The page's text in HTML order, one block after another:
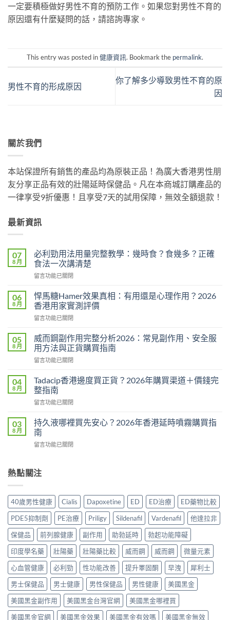
一定要積極做好男性不育的預防工作。如果您對男性不育的
原因還有什麼疑問的話，請諮詢專家。
This entry was posted in健康資訊. Bookmark the permalink.
男性不育的形成原因
你了解多少導致男性不育的原
因
關於我們
本站保證所有銷售的產品均為原裝正品！為廣大香港男性朋
友分享正品有效的壯陽延時保健品。凡在本商城訂購產品的
一律享受9折優惠！且享受7天的試用保障，無效全額退款！
最新資訊
07
8 月
必利勁用法用量完整教學：幾時食？食幾多？正確
食法一次講清楚
在
利
勁
用
法
量
完
整
教
幾
時
食
多？
正
確
一
次
清
楚〉
中
留言功能已關閉
06
8 月
悍馬糖Hamer效果真相：有用還是心理作用？2026
香港用家實測評價
在
馬
糖
Hamer
效
真
相：
用
是
心
作
香
家
實
測
評
價〉
中
留言功能已關閉
05
8 月
威而鋼副作用完整分析2026：常見副作用、安全服
用方法與正貨購買指南
在
而
鋼
副
作
完
整
分
析
見
用、
安
全
服
方
法
與
正
貨
購
買
指
南〉
留言功能已關閉
04
8 月
Tadacip香港邊度買正貨？2026年購買渠道＋價錢完
整指南
在
香
港
邊
度
貨？
購
買
渠
道
價
錢
完
整
指
南〉
中
留言功能已關閉
03
8 月
持久液哪裡買先安心？2026年香港延時噴霧購買指
南
在
液
哪
買
先
安
心？
2026
年
香
港
延
時
噴
霧
購
買
留言功能已關閉
熱點關注
40歲男性健康 Cialis Dapoxetine ED ED治療
ED藥物比較
PDE5抑制劑
PE治療 Priligy Sildenafil Vardenafil
他達拉非
保健品
前列腺健康 副作用 助勃延時
勃起功能障礙
印度學名藥
壯陽藥 壯陽藥比較 威而鋼 威而鋼
微量元素
心血管健康
必利勁 性功能改善 提升睪固酮 早洩
犀利士
男士保健品
男士健康 男性保健品 男性健康
美國黑金
美國黑金副作用
美國黑金台灣官網
美國黑金哪裡買
美國黑金官網
美國黑金效果 美國黑金有效嗎 美國黑金無效